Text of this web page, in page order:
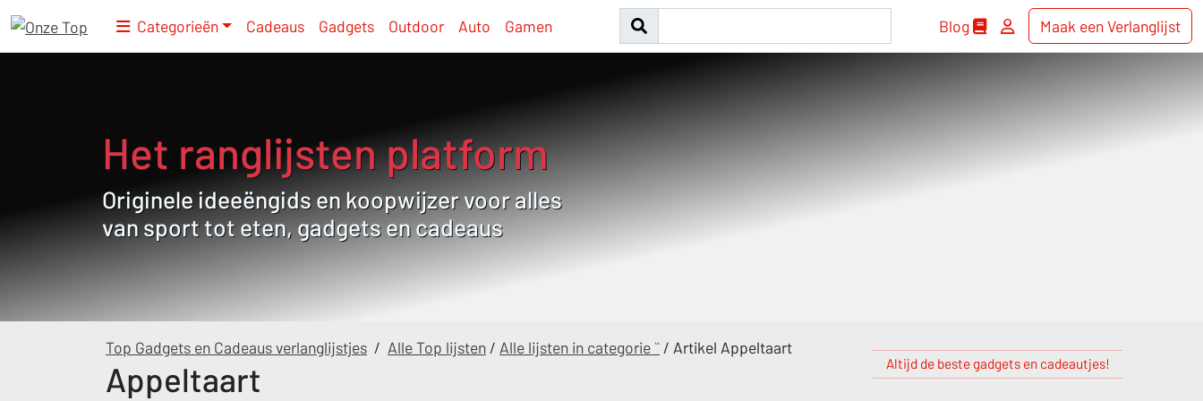
Categorieën Cadeaus Gadgets Outdoor Auto Gamen Blog Maak een Verlanglijst
Het ranglijsten platform
Originele ideeëngids en koopwijzer voor alles
van sport tot eten, gadgets en cadeaus
Top Gadgets en Cadeaus verlanglijstjes / Alle Top lijsten / Alle lijsten in categorie `` / Artikel Appeltaart
Appeltaart Altijd de beste gadgets en cadeautjes!